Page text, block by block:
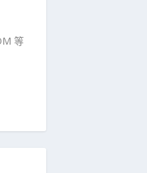
等